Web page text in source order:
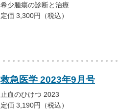
希少腫瘍の診断と治療
定価 3,300円（税込）
救急医学 2023年9月号
止血のひけつ 2023
定価 3,190円（税込）